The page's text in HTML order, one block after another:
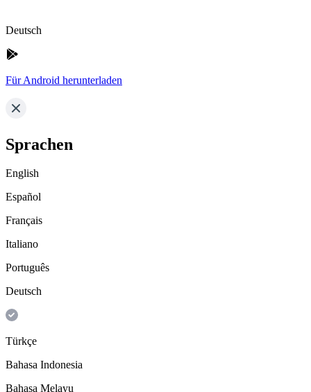
Deutsch
Für Android herunterladen
Sprachen
English
Español
Français
Italiano
Português
Deutsch
Türkçe
Bahasa Indonesia
Bahasa Melayu